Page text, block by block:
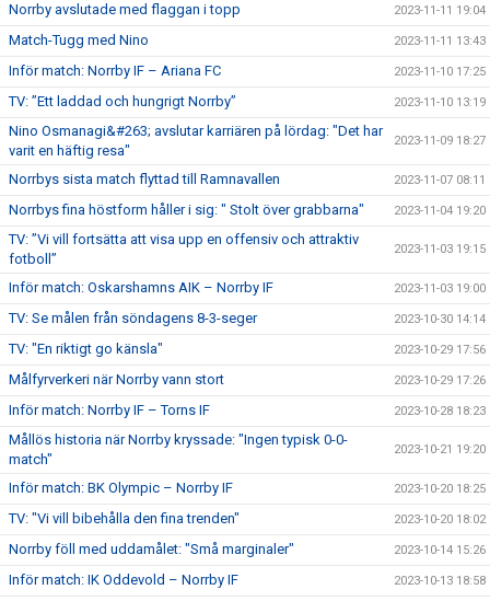
Norrby avslutade med flaggan i topp 2023-11-11 19:04
Match-Tugg med Nino 2023-11-11 13:43
Inför match: Norrby IF – Ariana FC 2023-11-10 17:25
TV: ”Ett laddad och hungrigt Norrby” 2023-11-10 13:19
Nino Osmanagi&#263; avslutar karriären på lördag: "Det har
varit en häftig resa"
2023-11-09 18:27
Norrbys sista match flyttad till Ramnavallen 2023-11-07 08:11
Norrbys fina höstform håller i sig: " Stolt över grabbarna" 2023-11-04 19:20
TV: ”Vi vill fortsätta att visa upp en offensiv och attraktiv
fotboll”
2023-11-03 19:15
Inför match: Oskarshamns AIK – Norrby IF 2023-11-03 19:00
TV: Se målen från söndagens 8-3-seger 2023-10-30 14:14
TV: "En riktigt go känsla" 2023-10-29 17:56
Målfyrverkeri när Norrby vann stort 2023-10-29 17:26
Inför match: Norrby IF – Torns IF 2023-10-28 18:23
Mållös historia när Norrby kryssade: "Ingen typisk 0-0-
match"
2023-10-21 19:20
Inför match: BK Olympic – Norrby IF 2023-10-20 18:25
TV: "Vi vill bibehålla den fina trenden" 2023-10-20 18:02
Norrby föll med uddamålet: "Små marginaler" 2023-10-14 15:26
Inför match: IK Oddevold – Norrby IF 2023-10-13 18:58